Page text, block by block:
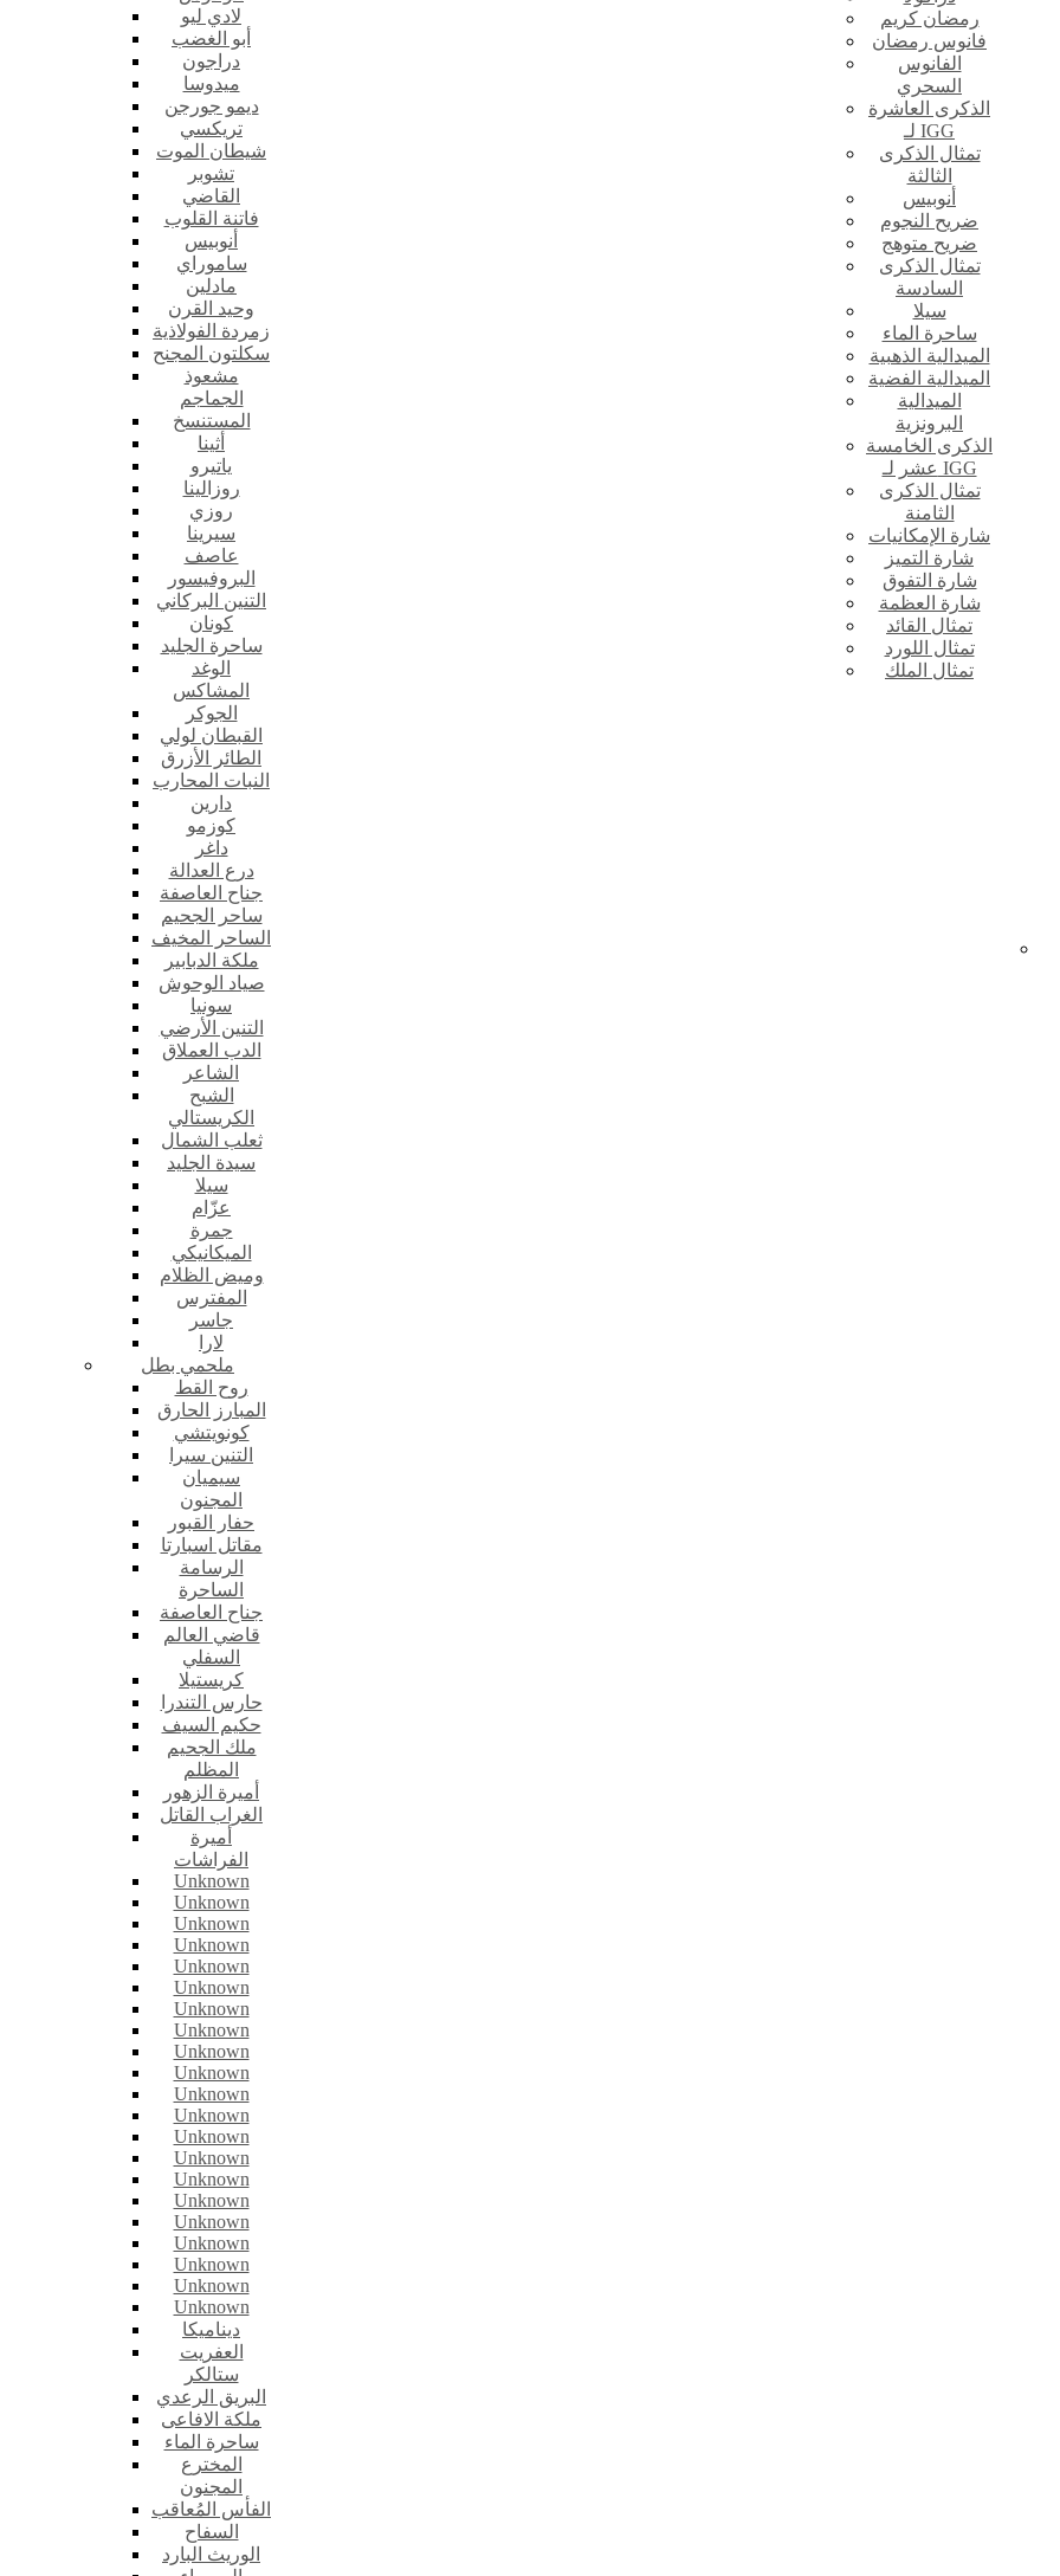
لادي ليو
أبو الغضب
دراجون
ميدوسا
ديمو جورجن
تريكسي
شيطان الموت
تشوبر
القاضي
فاتنة القلوب
أنوبيس
ساموراي
مادلين
وحيد القرن
زمردة الفولاذية
سكلتون المجنح
مشعوذ
الجماجم
المستنسخ
أثينا
ياتيرو
روزالينا
روزي
سيرينا
عاصف
البروفيسور
التنين البركاني
كونان
ساحرة الجليد
الوغد
المشاكس
الجوكر
القبطان لولي
الطائر الأزرق
النبات المحارب
دارين
كوزمو
داغر
درع العدالة
جناح العاصفة
ساحر الجحيم
الساحر المخيف
ملكة الدبابير
صياد الوحوش
سونيا
التنين الأرضي
الدب العملاق
الشاعر
الشبح
الكريستالي
ثعلب الشمال
سيدة الجليد
سيلا
عزّام
جمرة
الميكانيكي
وميض الظلام
المفترس
جاسر
لارا
ملحمي بطل
روح القط
المبارز الحارق
كونويتشي
التنين سيرا
سيميان
المجنون
حفار القبور
مقاتل اسبارتا
الرسامة
الساحرة
جناح العاصفة
قاضي العالم
السفلي
كريستيلا
حارس التندرا
حكيم السيف
ملك الجحيم
المظلم
أميرة الزهور
الغراب القاتل
أميرة
الفراشات
Unknown
Unknown
Unknown
Unknown
Unknown
Unknown
Unknown
Unknown
Unknown
Unknown
Unknown
Unknown
Unknown
Unknown
Unknown
Unknown
Unknown
Unknown
Unknown
Unknown
Unknown
ديناميكا
العفريت
ستالكر
البريق الرعدي
ملكة الافاعى
ساحرة الماء
المخترع
المجنون
الفأس المُعاقب
السفاح
الوريث البارد
رمضان كريم
فانوس رمضان
الفانوس
السحري
الذكرى العاشرة
لـ IGG
تمثال الذكرى
الثالثة
أنوبيس
ضريح النجوم
ضريح متوهج
تمثال الذكرى
السادسة
سيلا
ساحرة الماء
الميدالية الذهبية
الميدالية الفضية
الميدالية
البرونزية
الذكرى الخامسة
عشر لـ IGG
تمثال الذكرى
الثامنة
شارة الإمكانيات
شارة التميز
شارة التفوق
شارة العظمة
تمثال القائد
تمثال اللورد
تمثال الملك